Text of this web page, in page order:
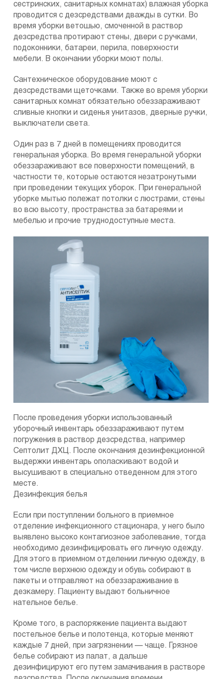
сестринских, санитарных комнатах) влажная уборка
проводится с дезсредствами дважды в сутки. Во
время уборки ветошью, смоченной в раствор
дезсредства протирают стены, двери с ручками,
подоконники, батареи, перила, поверхности
мебели. В окончании уборки моют полы.
Сантехническое оборудование моют с
дезсредствами щеточками. Также во время уборки
санитарных комнат обязательно обеззараживают
сливные кнопки и сиденья унитазов, дверные ручки,
выключатели света.
Один раз в 7 дней в помещениях проводится
генеральная уборка. Во время генеральной уборки
обеззараживают все поверхности помещений, в
частности те, которые остаются незатронутыми
при проведении текущих уборок. При генеральной
уборке мытью полежат потолки с люстрами, стены
во всю высоту, пространства за батареями и
мебелью и прочие труднодоступные места.
После проведения уборки использованный
уборочный инвентарь обеззараживают путем
погружения в раствор дезсредства, например
Септолит ДХЦ. После окончания дезинфекционной
выдержки инвентарь ополаскивают водой и
высушивают в специально отведенном для этого
месте.
Дезинфекция белья
Если при поступлении больного в приемное
отделение инфекционного стационара, у него было
выявлено высоко контагиозное заболевание, тогда
необходимо дезинфицировать его личную одежду.
Для этого в приемном отделении личную одежду, в
том числе верхнюю одежду и обувь собирают в
пакеты и отправляют на обеззараживание в
дезкамеру. Пациенту выдают больничное
нательное белье.
Кроме того, в распоряжение пациента выдают
постельное белье и полотенца, которые меняют
каждые 7 дней, при загрязнении — чаще. Грязное
белье собирают из палат, а дальше
дезинфицируют его путем замачивания в растворе